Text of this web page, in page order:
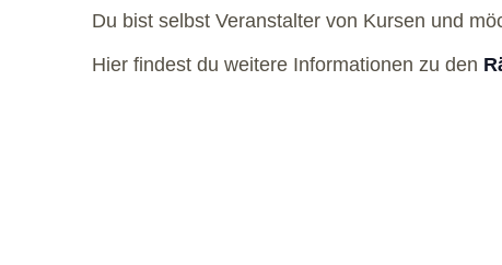
Du bist selbst Veranstalter von Kursen und
Hier findest du weitere Informationen zu den